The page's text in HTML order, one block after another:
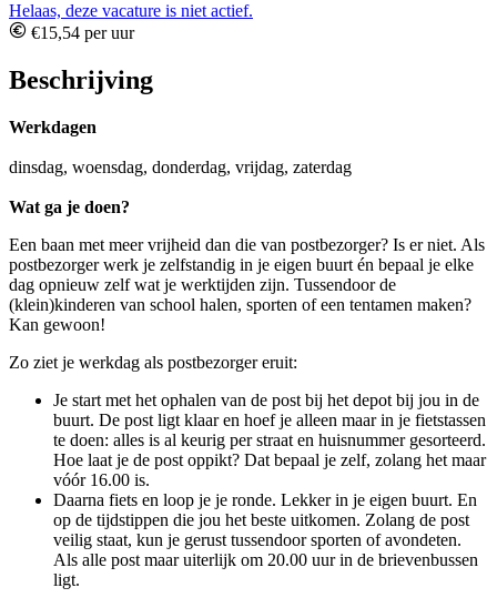
Helaas, deze vacature is niet actief.
€15,54 per uur
Beschrijving
Werkdagen
dinsdag, woensdag, donderdag, vrijdag, zaterdag
Wat ga je doen?
Een baan met meer vrijheid dan die van postbezorger? Is er niet. Als
postbezorger werk je zelfstandig in je eigen buurt én bepaal je elke
dag opnieuw zelf wat je werktijden zijn. Tussendoor de
(klein)kinderen van school halen, sporten of een tentamen maken?
Kan gewoon!
Zo ziet je werkdag als postbezorger eruit:
Je start met het ophalen van de post bij het depot bij jou in de
buurt. De post ligt klaar en hoef je alleen maar in je fietstassen
te doen: alles is al keurig per straat en huisnummer gesorteerd.
Hoe laat je de post oppikt? Dat bepaal je zelf, zolang het maar
vóór 16.00 is.
Daarna fiets en loop je je ronde. Lekker in je eigen buurt. En
op de tijdstippen die jou het beste uitkomen. Zolang de post
veilig staat, kun je gerust tussendoor sporten of avondeten.
Als alle post maar uiterlijk om 20.00 uur in de brievenbussen
ligt.